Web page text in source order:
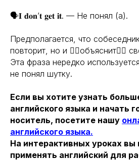
🗣️𝐈 𝐝𝐨𝐧’𝐭 𝐠𝐞𝐭 𝐢𝐭. — Не понял (а).
Предполагается, что
повторит, но и 👉🏼объяснит👈🏼
Эта фраза нередко
не понял шутку.
Если вы хотите узнать
английского языка и начать
носитель, посетите нашу
английского языка.
На интерактивных уроках вы
применять английский для